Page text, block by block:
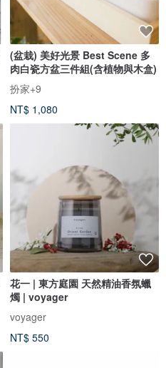
(盆栽) 美好光景 Best Scene 多
肉白瓷方盆三件組(含植物與木盒)
扮家+9
NT$ 1,080
花一 | 東方庭園 天然精油香氛蠟
燭 | voyager
voyager
NT$ 550